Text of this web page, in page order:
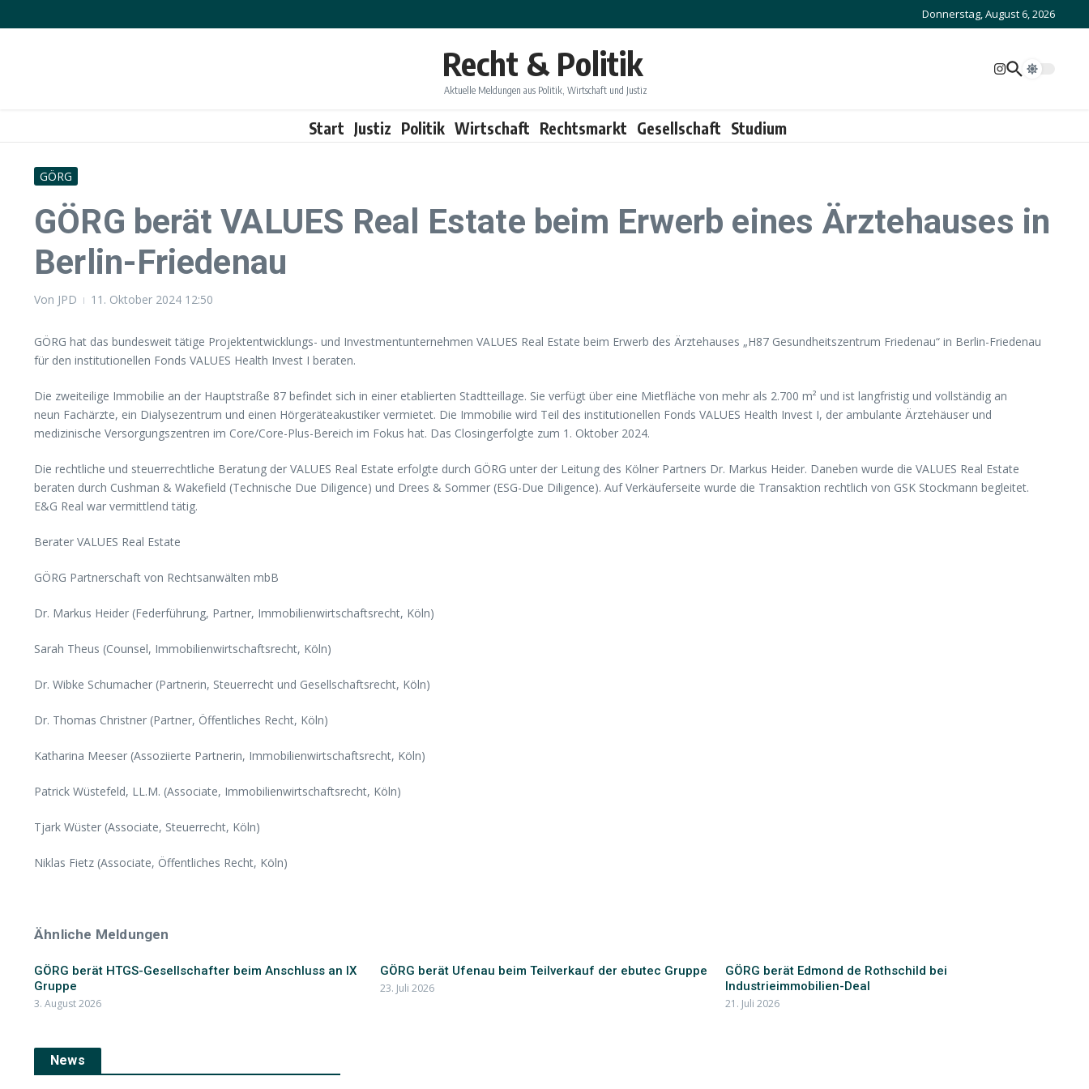
Donnerstag, August 6, 2026
Recht & Politik
Aktuelle Meldungen aus Politik, Wirtschaft und Justiz
Start Justiz Politik Wirtschaft Rechtsmarkt Gesellschaft Studium
GÖRG
GÖRG berät VALUES Real Estate beim Erwerb eines Ärztehauses in
Berlin-Friedenau
Von JPD 11. Oktober 2024 12:50
GÖRG hat das bundesweit tätige Projektentwicklungs- und Investmentunternehmen VALUES Real Estate beim Erwerb des Ärztehauses „H87 Gesundheitszentrum Friedenau“ in Berlin-Friedenau
für den institutionellen Fonds VALUES Health Invest I beraten.
Die zweiteilige Immobilie an der Hauptstraße 87 befindet sich in einer etablierten Stadtteillage. Sie verfügt über eine Mietfläche von mehr als 2.700 m² und ist langfristig und vollständig an
neun Fachärzte, ein Dialysezentrum und einen Hörgeräteakustiker vermietet. Die Immobilie wird Teil des institutionellen Fonds VALUES Health Invest I, der ambulante Ärztehäuser und
medizinische Versorgungszentren im Core/Core-Plus-Bereich im Fokus hat. Das Closingerfolgte zum 1. Oktober 2024.
Die rechtliche und steuerrechtliche Beratung der VALUES Real Estate erfolgte durch GÖRG unter der Leitung des Kölner Partners Dr. Markus Heider. Daneben wurde die VALUES Real Estate
beraten durch Cushman & Wakefield (Technische Due Diligence) und Drees & Sommer (ESG-Due Diligence). Auf Verkäuferseite wurde die Transaktion rechtlich von GSK Stockmann begleitet.
E&G Real war vermittlend tätig.
Berater VALUES Real Estate
GÖRG Partnerschaft von Rechtsanwälten mbB
Dr. Markus Heider (Federführung, Partner, Immobilienwirtschaftsrecht, Köln)
Sarah Theus (Counsel, Immobilienwirtschaftsrecht, Köln)
Dr. Wibke Schumacher (Partnerin, Steuerrecht und Gesellschaftsrecht, Köln)
Dr. Thomas Christner (Partner, Öffentliches Recht, Köln)
Katharina Meeser (Assoziierte Partnerin, Immobilienwirtschaftsrecht, Köln)
Patrick Wüstefeld, LL.M. (Associate, Immobilienwirtschaftsrecht, Köln)
Tjark Wüster (Associate, Steuerrecht, Köln)
Niklas Fietz (Associate, Öffentliches Recht, Köln)
Ähnliche Meldungen
GÖRG berät HTGS-Gesellschafter beim Anschluss an IX
Gruppe
3. August 2026
GÖRG berät Ufenau beim Teilverkauf der ebutec Gruppe
23. Juli 2026
GÖRG berät Edmond de Rothschild bei
Industrieimmobilien-Deal
21. Juli 2026
News